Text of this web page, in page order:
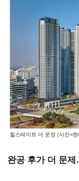
힐스테이트 더 운정 (사진=현
완공 후가 더 문